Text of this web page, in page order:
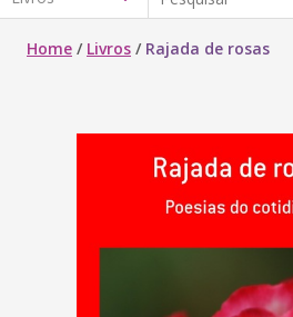
Home / Livros / Rajada de rosas